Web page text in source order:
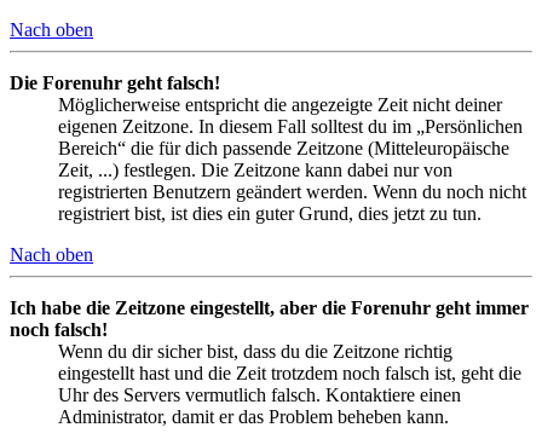
Nach oben
Die Forenuhr geht falsch!
Möglicherweise entspricht die angezeigte Zeit nicht deiner
eigenen Zeitzone. In diesem Fall solltest du im „Persönlichen
Bereich“ die für dich passende Zeitzone (Mitteleuropäische
Zeit, ...) festlegen. Die Zeitzone kann dabei nur von
registrierten Benutzern geändert werden. Wenn du noch nicht
registriert bist, ist dies ein guter Grund, dies jetzt zu tun.
Nach oben
Ich habe die Zeitzone eingestellt, aber die Forenuhr geht immer
noch falsch!
Wenn du dir sicher bist, dass du die Zeitzone richtig
eingestellt hast und die Zeit trotzdem noch falsch ist, geht die
Uhr des Servers vermutlich falsch. Kontaktiere einen
Administrator, damit er das Problem beheben kann.